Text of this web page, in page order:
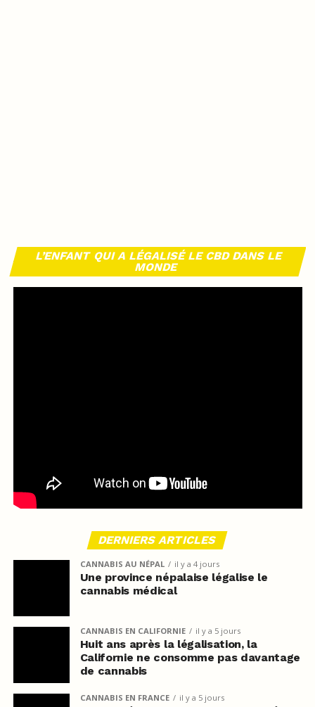
L’ENFANT QUI A LÉGALISÉ LE CBD DANS LE
MONDE
DERNIERS ARTICLES
CANNABIS AU NÉPAL il y a 4 jours
Une province népalaise légalise le
cannabis médical
CANNABIS EN CALIFORNIE il y a 5 jours
Huit ans après la légalisation, la
Californie ne consomme pas davantage
de cannabis
CANNABIS EN FRANCE il y a 5 jours